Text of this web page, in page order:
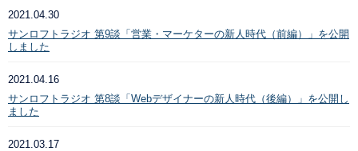
2021.04.30
サンロフトラジオ 第9談「営業・マーケターの新人時代（前編）」を公開
しました
2021.04.16
サンロフトラジオ 第8談「Webデザイナーの新人時代（後編）」を公開し
ました
2021.03.17